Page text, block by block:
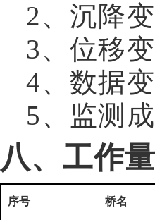
2、沉降
3、位移
4、数据
5、监测
八、工作
序号 桥名